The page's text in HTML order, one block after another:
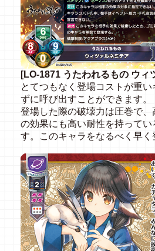
[LO-1871 うたわれるもの ウィ
とてつもなく登場コストが重
ずに呼び出すことができます。
登場した際の破壊力は圧巻で
の効果にも高い耐性を持って
す。このキャラをなるべく早